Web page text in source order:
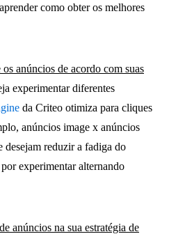
como obter os melhores
anúncios de acordo com suas
experimentar diferentes
da Criteo otimiza para cliques
anúncios image x anúncios
desejam reduzir a fadiga do
experimentar alternando
anúncios na sua estratégia de